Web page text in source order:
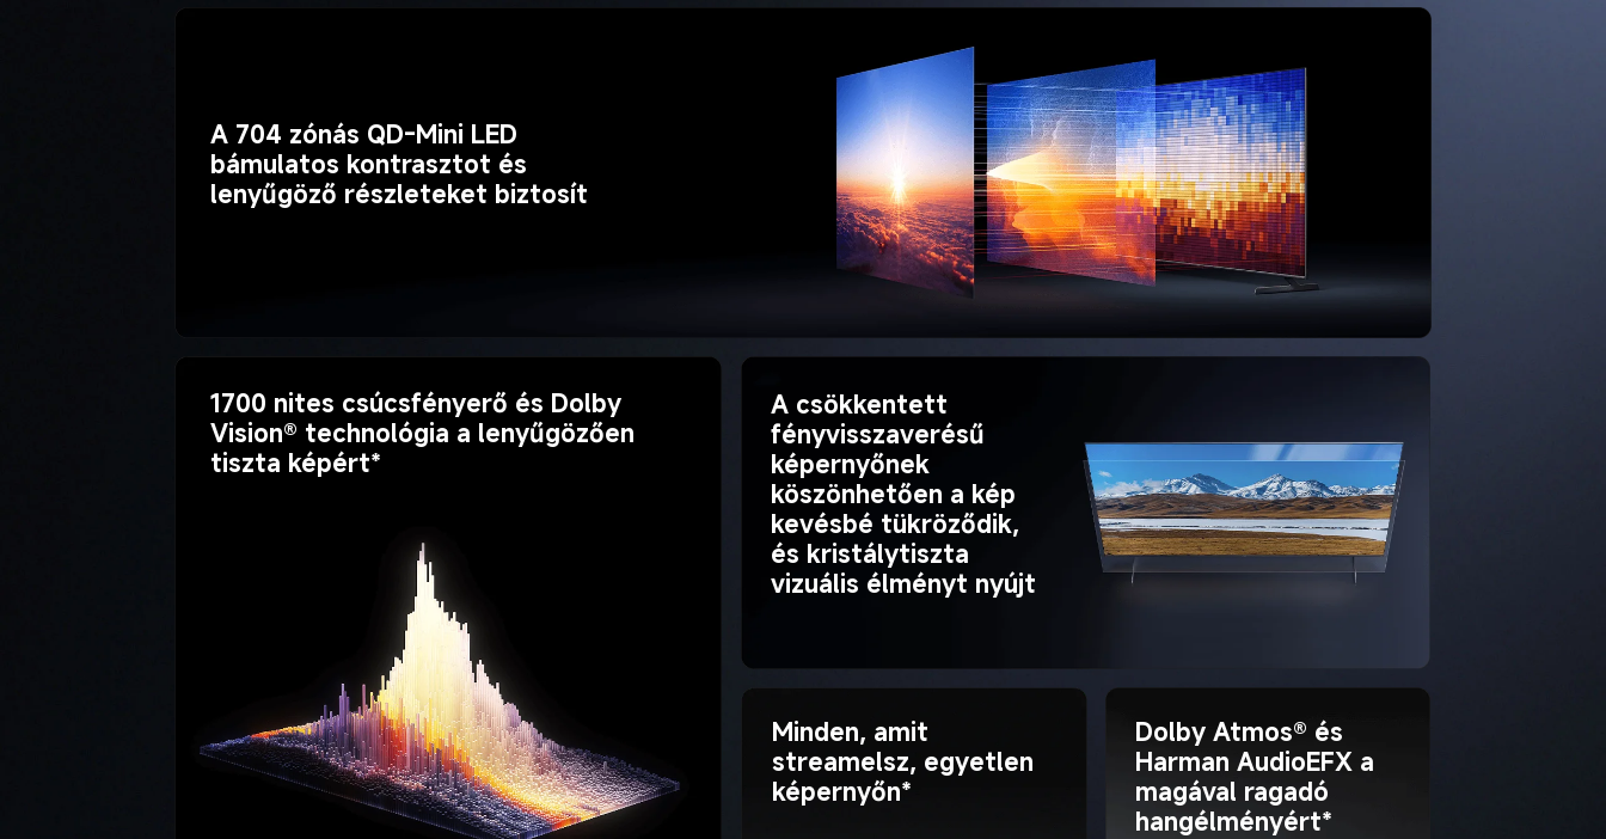
A 704 zónás QD-Mini LED
bámulatos kontrasztot és
lenyűgöző részleteket biztosít
1700 nites csúcsfényerő és Dolby
Vision® technológia a lenyűgözően
tiszta képért*
A csökkentett
fényvisszaverésű
képernyőnek
köszönhetően a kép
kevésbé tükröződik,
és kristálytiszta
vizuális élményt nyújt
Minden, amit
streamelsz, egyetlen
képernyőn*
Dolby Atmos® és
Harman AudioEFX a
magával ragadó
hangélményért*